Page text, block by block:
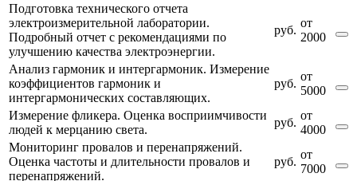
Подготовка технического отчета
электроизмерительной лаборатории.
Подробный отчет с рекомендациями по
улучшению качества электроэнергии.
руб.
от
2000
Анализ гармоник и интергармоник. Измерение
коэффициентов гармоник и
интергармонических составляющих.
руб.
от
5000
Измерение фликера. Оценка восприимчивости
людей к мерцанию света.
руб.
от
4000
Мониторинг провалов и перенапряжений.
Оценка частоты и длительности провалов и
перенапряжений.
руб.
от
7000